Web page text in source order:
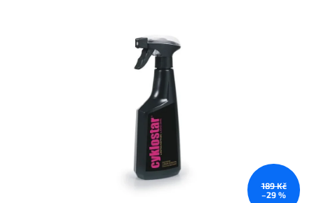
189 Kč
–29 %